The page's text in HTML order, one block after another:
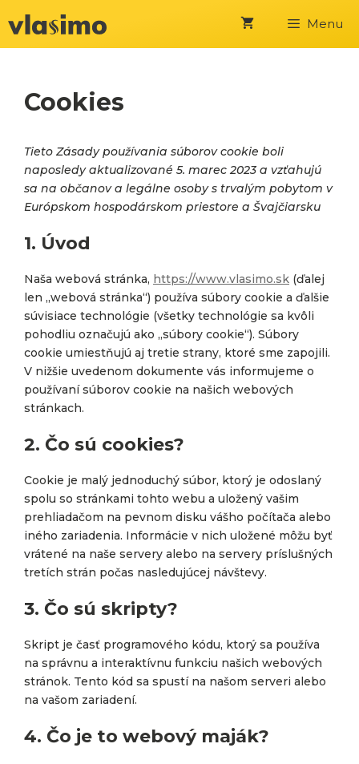
na
obsah
Menu
Cookies
Tieto Zásady používania súborov cookie boli
naposledy aktualizované 5. marec 2023 a vzťahujú
sa na občanov a legálne osoby s trvalým pobytom v
Európskom hospodárskom priestore a Švajčiarsku
1. Úvod
Naša webová stránka, https://www.vlasimo.sk (ďalej
len „webová stránka“) používa súbory cookie a ďalšie
súvisiace technológie (všetky technológie sa kvôli
pohodliu označujú ako „súbory cookie“). Súbory
cookie umiestňujú aj tretie strany, ktoré sme zapojili.
V nižšie uvedenom dokumente vás informujeme o
používaní súborov cookie na našich webových
stránkach.
2. Čo sú cookies?
Cookie je malý jednoduchý súbor, ktorý je odoslaný
spolu so stránkami tohto webu a uložený vašim
prehliadačom na pevnom disku vášho počítača alebo
iného zariadenia. Informácie v nich uložené môžu byť
vrátené na naše servery alebo na servery príslušných
tretích strán počas nasledujúcej návštevy.
3. Čo sú skripty?
Skript je časť programového kódu, ktorý sa používa
na správnu a interaktívnu funkciu našich webových
stránok. Tento kód sa spustí na našom serveri alebo
na vašom zariadení.
4. Čo je to webový maják?